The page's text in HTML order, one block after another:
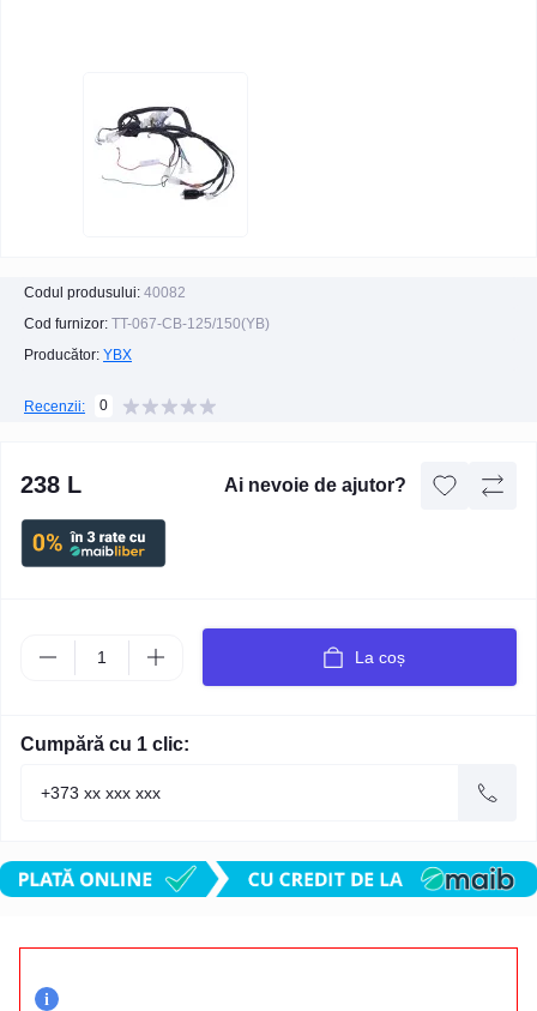
Codul produsului: 40082
Cod furnizor: TT-067-СВ-125/150(YB)
Producător: YBX
Recenzii: 0
238 L Ai nevoie de ajutor?
La coș
Cumpără cu 1 clic:
i